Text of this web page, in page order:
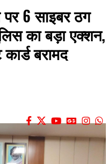
पर 6 साइबर ठग
का बड़ा एक्शन,
बरामद